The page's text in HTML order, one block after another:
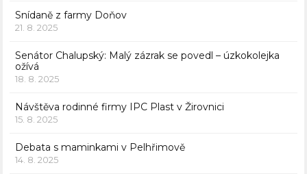
Snídaně z farmy Doňov
21. 8. 2025
Senátor Chalupský: Malý zázrak se povedl – úzkokolejka
ožívá
18. 8. 2025
Návštěva rodinné firmy IPC Plast v Žirovnici
15. 8. 2025
Debata s maminkami v Pelhřimově
14. 8. 2025